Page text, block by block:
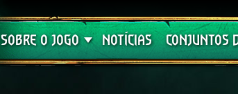
SOBRE O JOGO
Suporte
NOTÍCIAS CONJUNTOS
Crimson